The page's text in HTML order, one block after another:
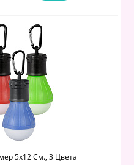
5х12 См., 3 Цвета